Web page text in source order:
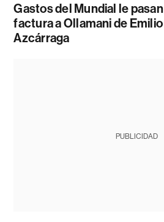
Gastos del Mundial le pasan
factura a Ollamani de Emilio
Azcárraga
PUBLICIDAD